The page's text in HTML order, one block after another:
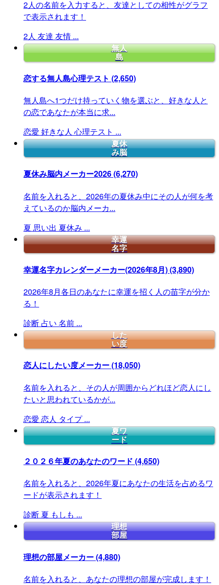
2人の名前を入力すると、友達としての相性がグラフ
で表示されます！
2人 友達 友情 ...
無人
島
恋する無人島心理テスト (2,650)
無人島へ1つだけ持っていく物を選ぶと、好きな人と
の恋であなたが本当に求...
恋愛 好きな人 心理テスト ...
夏休
み脳
夏休み脳内メーカー2026(6,270)
名前を入れると、2026年の夏休み中にその人が何を考
えているのか脳内メーカ...
夏 思い出 夏休み ...
幸運
名字
幸運名字カレンダーメーカー(2026年8月)(3,890)
2026年8月各日のあなたに幸運を招く人の苗字が分か
る！
診断 占い 名前 ...
した
い度
恋人にしたい度メーカー(18,050)
名前を入れると、その人が周囲からどれほど恋人にし
たいと思われているかが...
恋愛 恋人 タイプ ...
夏ワ
ード
２０２６年夏のあなたのワード (4,650)
名前を入れると、2026年夏にあなたの生活を占めるワ
ードが表示されます！
診断 夏 もしも ...
理想
部屋
理想の部屋メーカー(4,880)
名前を入れると、あなたの理想の部屋が完成します！